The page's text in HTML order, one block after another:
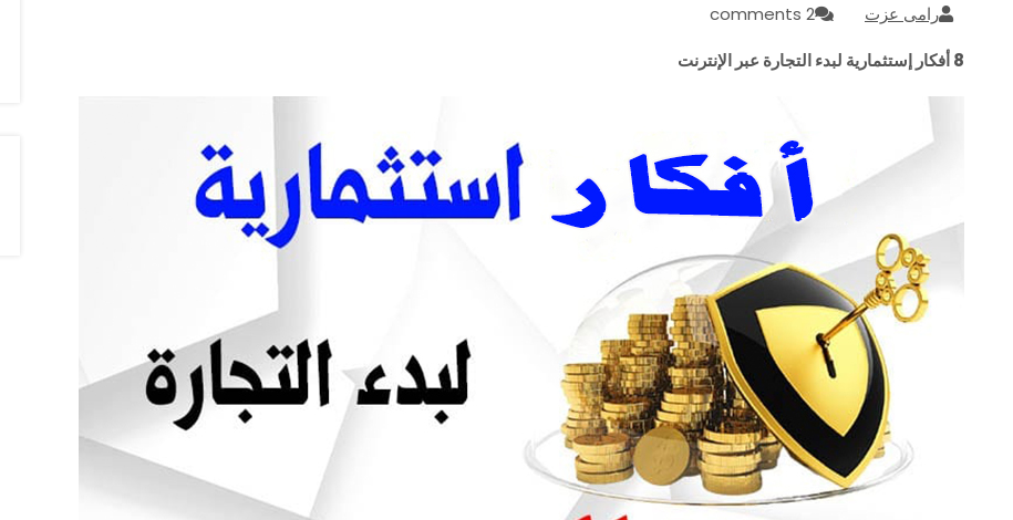
رامى عزت
2 comments
8 أفكار إستثمارية لبدء التجارة عبر الإنترنت